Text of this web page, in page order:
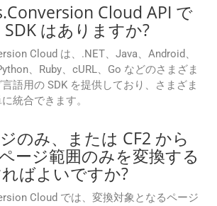
Cloud API で
はありますか?
Cloud は、.NET、Java、Android、
、Ruby、cURL、Go などのさまざま
語用の SDK を提供しており、さまざま
統合できます。
のみ、または CF2 から
ージ範囲のみを変換する
ばよいですか?
Cloud では、変換対象となるページ